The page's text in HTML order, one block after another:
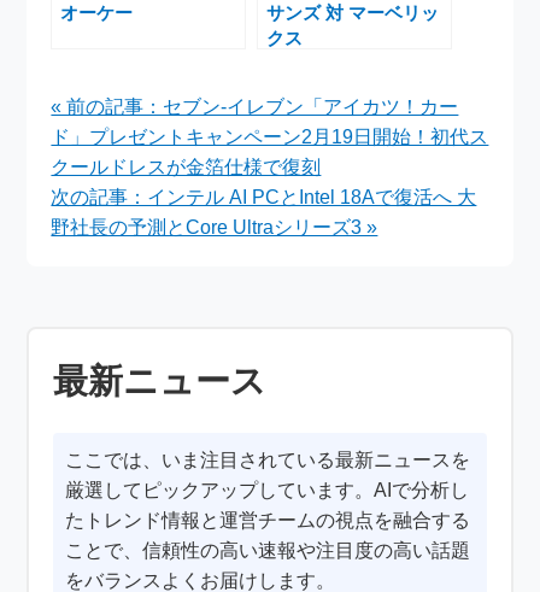
オーケー
サンズ 対 マーベリッ
クス
« 前の記事：セブン‐イレブン「アイカツ！カー
ド」プレゼントキャンペーン2月19日開始！初代ス
クールドレスが金箔仕様で復刻
次の記事：インテル AI PCとIntel 18Aで復活へ 大
野社長の予測とCore Ultraシリーズ3 »
最新ニュース
ここでは、いま注目されている最新ニュースを
厳選してピックアップしています。AIで分析し
たトレンド情報と運営チームの視点を融合する
ことで、信頼性の高い速報や注目度の高い話題
をバランスよくお届けします。